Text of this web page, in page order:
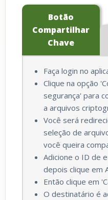
Botão
Compartilhar
Chave
Faça login no
Clique na opção
segurança' para
a arquivos
Você será
seleção de
você queira
Adicione o ID de
depois clique em
Então clique em
O destinatário é